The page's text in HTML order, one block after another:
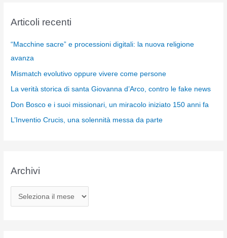
Articoli recenti
“Macchine sacre” e processioni digitali: la nuova religione
avanza
Mismatch evolutivo oppure vivere come persone
La verità storica di santa Giovanna d’Arco, contro le fake news
Don Bosco e i suoi missionari, un miracolo iniziato 150 anni fa
L’Inventio Crucis, una solennità messa da parte
Archivi
r